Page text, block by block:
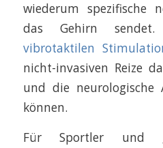
wiederum spezifische
das Gehirn
vibrotaktilen
nicht-invasiven Reize
und die neurologische
können.
Für Sportler und